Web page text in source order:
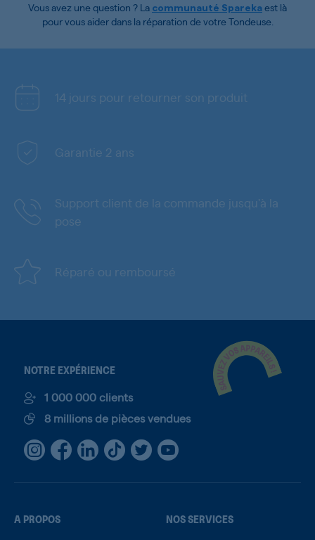
Vous avez une question ? La communauté Spareka est là
pour vous aider dans la réparation de votre Tondeuse.
14 jours pour retourner son produit
Garantie 2 ans
Support client de la commande jusqu'à la
pose
Réparé ou remboursé
NOTRE EXPÉRIENCE
1 000 000 clients
8 millions de pièces vendues
A PROPOS NOS SERVICES